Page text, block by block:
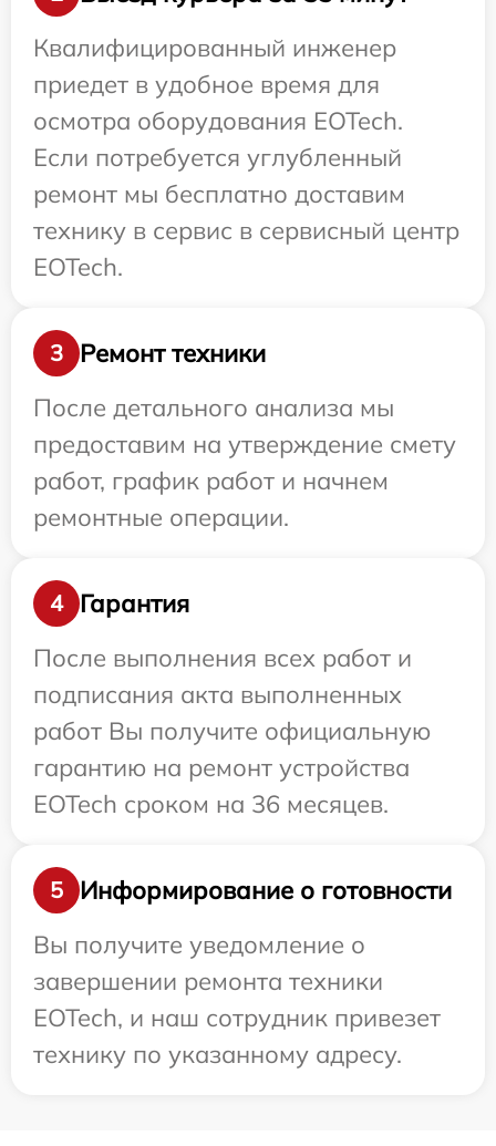
Квалифицированный инженер
приедет в удобное время для
осмотра оборудования EOTech.
Если потребуется углубленный
ремонт мы бесплатно доставим
технику в сервис в сервисный центр
EOTech.
3
Ремонт техники
После детального анализа мы
предоставим на утверждение смету
работ, график работ и начнем
ремонтные операции.
4
Гарантия
После выполнения всех работ и
подписания акта выполненных
работ Вы получите официальную
гарантию на ремонт устройства
EOTech сроком на 36 месяцев.
5
Информирование о готовности
Вы получите уведомление о
завершении ремонта техники
EOTech, и наш сотрудник привезет
технику по указанному адресу.